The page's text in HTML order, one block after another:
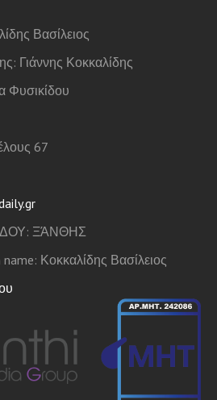
Βασίλειος
Γιάννης Κοκκαλίδης
Φυσικίδου
67
ΔΟΥ: ΞΆΝΘΗΣ
Κοκκαλίδης Βασίλειος